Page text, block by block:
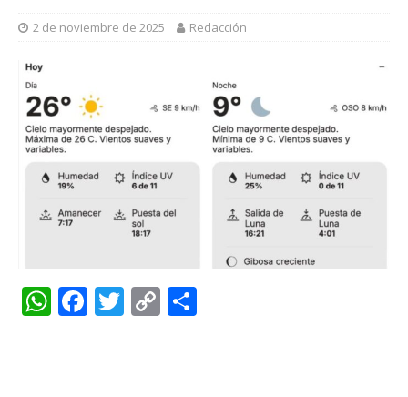
2 de noviembre de 2025 Redacción
W F T C